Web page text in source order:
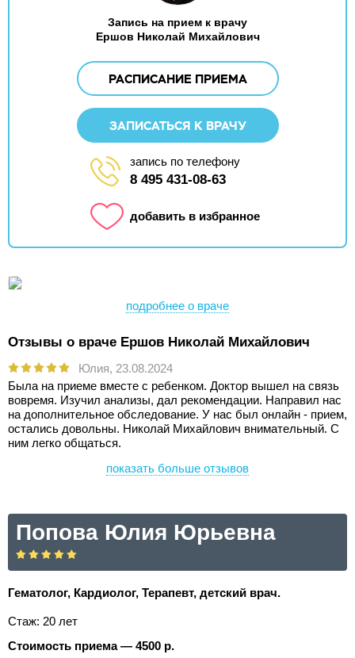
Запись на прием к врачу
Ершов Николай Михайлович
РАСПИСАНИЕ ПРИЕМА
ЗАПИСАТЬСЯ К ВРАЧУ
запись по телефону
8 495 431-08-63
добавить в избранное
подробнее о враче
Отзывы о враче Ершов Николай Михайлович
Юлия, 23.08.2024
Была на приеме вместе с ребенком. Доктор вышел на связь
вовремя. Изучил анализы, дал рекомендации. Направил нас
на дополнительное обследование. У нас был онлайн - прием,
остались довольны. Николай Михайлович внимательный. С
ним легко общаться.
показать больше отзывов
Попова Юлия Юрьевна
Гематолог, Кардиолог, Терапевт, детский врач.
Стаж: 20 лет
Стоимость приема — 4500 р.